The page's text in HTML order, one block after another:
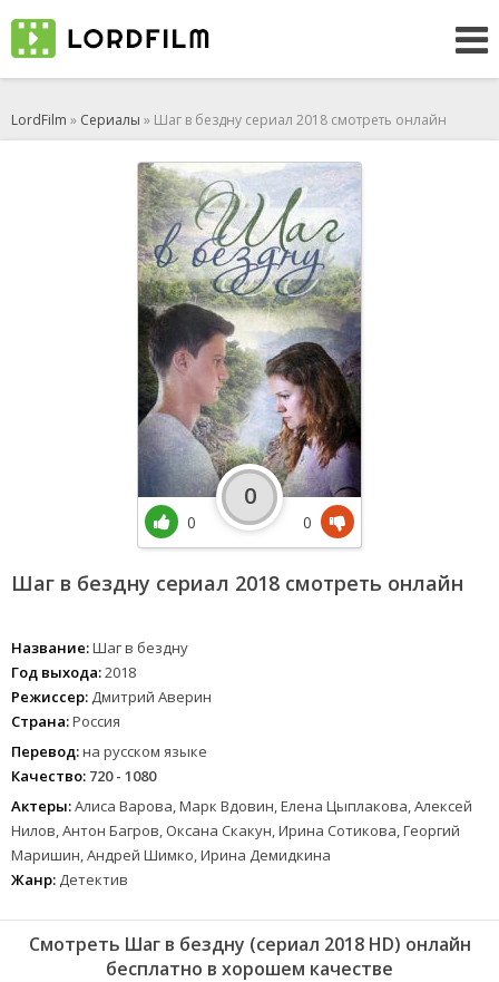
LordFilm » Сериалы » Шаг в бездну сериал 2018 смотреть онлайн
Шаг в бездну сериал 2018 смотреть онлайн
Название:Шаг в бездну
Год выхода:2018
Режиссер: Дмитрий Аверин
Страна:Россия
Перевод:на русском языке
Качество: 720 - 1080
Актеры:Алиса Варова, Марк Вдовин, Елена Цыплакова, Алексей
Нилов, Антон Багров, Оксана Скакун, Ирина Сотикова, Георгий
Маришин, Андрей Шимко, Ирина Демидкина
Жанр: Детектив
0
0
0
Смотреть Шаг в бездну (сериал 2018 HD) онлайн
бесплатно в хорошем качестве